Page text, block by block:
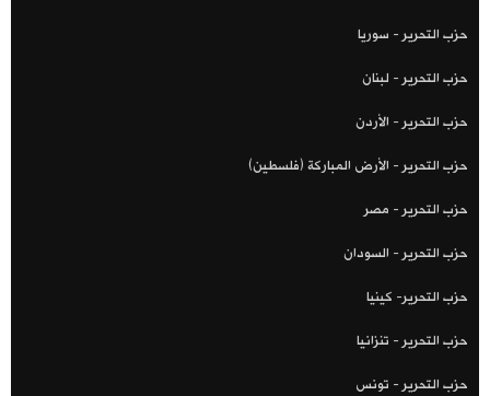
حزب التحرير - سوريا
حزب التحرير - لبنان
حزب التحرير - الأردن
حزب التحرير - الأرض المباركة (فلسطين)
حزب التحرير - مصر
حزب التحرير - السودان
حزب التحرير- كينيا
حزب التحرير - تنزانيا
حزب التحرير - تونس